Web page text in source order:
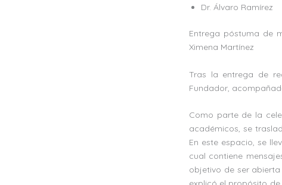
Dr. Álvaro Ramírez
Entrega póstuma de
Ximena Martínez
Tras la entrega de
Fundador,
Como parte de la
académicos, se
En este espacio, se
cual contiene
objetivo de ser abierta